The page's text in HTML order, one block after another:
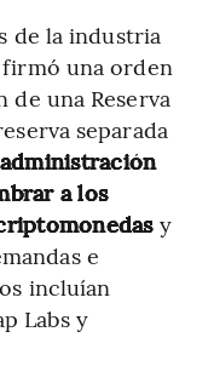
de la industria
firmó una orden
una Reserva
separada
a los
y
e
incluían
Labs y